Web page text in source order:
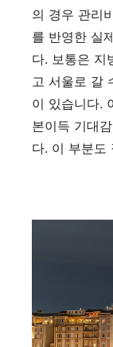
의 경우 관리
를 반영한 실
다. 보통은 지
고 서울로 갈
이 있습니다.
본이득 기대
다. 이 부분도